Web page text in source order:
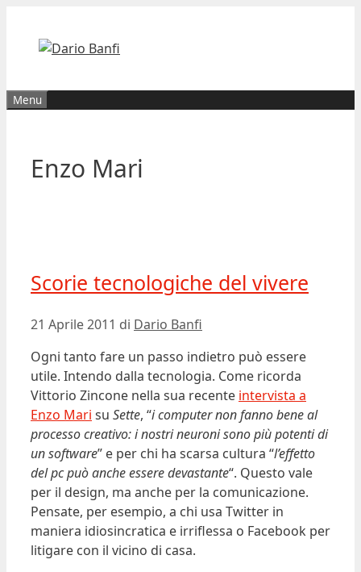
contenuto
Menu
Enzo Mari
Scorie tecnologiche del vivere
21 Aprile 2011 di Dario Banfi
Ogni tanto fare un passo indietro può essere
utile. Intendo dalla tecnologia. Come ricorda
Vittorio Zincone nella sua recente intervista a
Enzo Mari su Sette, “i computer non fanno bene al
processo creativo: i nostri neuroni sono più potenti di
un software” e per chi ha scarsa cultura “l’effetto
del pc può anche essere devastante“. Questo vale
per il design, ma anche per la comunicazione.
Pensate, per esempio, a chi usa Twitter in
maniera idiosincratica e irriflessa o Facebook per
litigare con il vicino di casa.